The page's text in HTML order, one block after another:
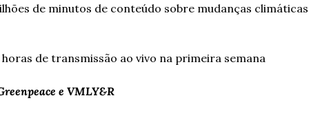
de minutos de conteúdo sobre mudanças
horas de transmissão ao vivo na primeira semana
e VMLY&R